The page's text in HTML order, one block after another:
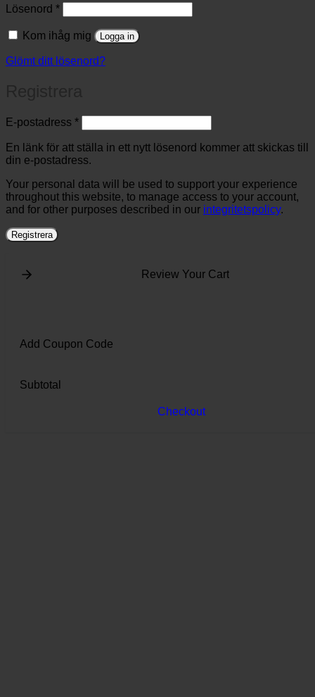
Lösenord *Obligatoriskt
Kom ihåg mig Logga in
Glömt ditt lösenord?
E-postadress *Obligatoriskt
En länk för att ställa in ett nytt lösenord kommer att skickas till
din e-postadress.
Your personal data will be used to support your experience
throughout this website, to manage access to your account,
and for other purposes described in our integritetspolicy.
Registrera
Review Your Cart
Add Coupon Code
Subtotal
Checkout